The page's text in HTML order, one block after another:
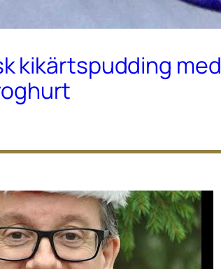
kikärtspudding med